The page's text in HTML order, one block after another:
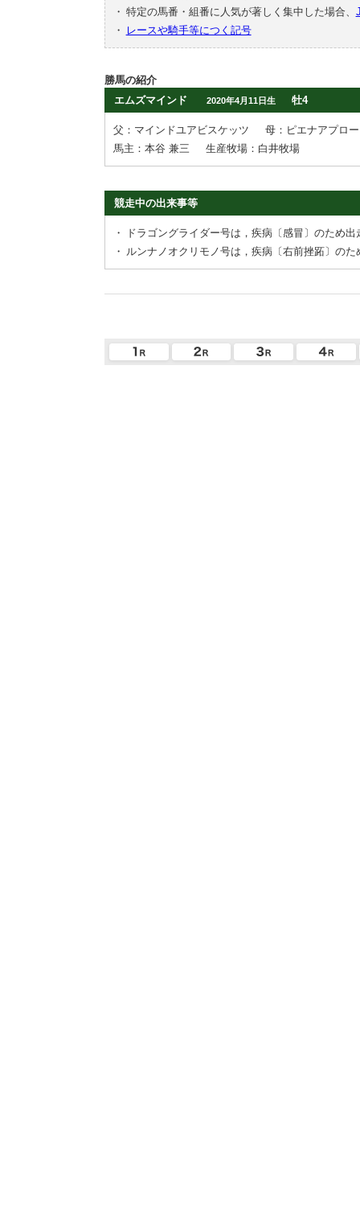
・ 特定の馬番・組番に人気が著しく集中した場合、
・
レースや騎手等につく記号
勝馬の紹介
エムズマインド
2020年4月11日生 牡4
父：マインドユアビスケッツ
母：ピエナアプロ
馬主：本谷 兼三
生産牧場：白井牧場
競走中の出来事等
・
ドラゴングライダー号は，疾病〔感冒〕のため出
・
ルンナノオクリモノ号は，疾病〔右前挫跖〕のた